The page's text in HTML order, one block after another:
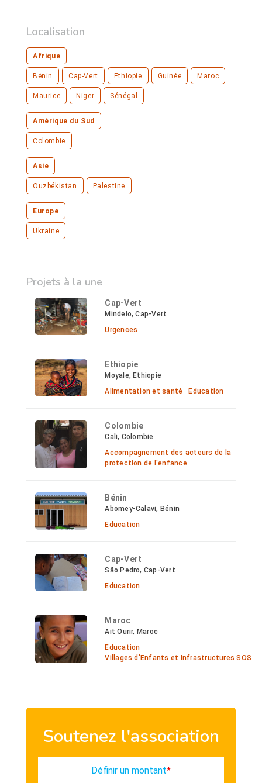
Localisation
Afrique
Bénin Cap-Vert Ethiopie Guinée Maroc
Maurice Niger Sénégal
Amérique du Sud
Colombie
Asie
Ouzbékistan Palestine
Europe
Ukraine
Projets à la une
Cap-Vert
Mindelo, Cap-Vert
Urgences
Ethiopie
Moyale, Ethiopie
Alimentation et santé
Education
Colombie
Cali, Colombie
Accompagnement des acteurs de la
protection de l'enfance
Bénin
Abomey-Calavi, Bénin
Education
Cap-Vert
São Pedro, Cap-Vert
Education
Maroc
Ait Ourir, Maroc
Education
Villages d'Enfants et Infrastructures SOS
Soutenez l'association
Définir un montant*